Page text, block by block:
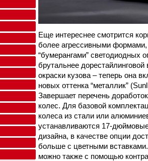
Еще интереснее смотрится
более агрессивными
“бумерангами” светодиодных
брутальнее
окраски кузова – теперь она
новых оттенка “металлик”
Завершает перечень
колес. Для базовой
колеса из стали или
устанавливаются 17-
дизайна, в качестве опции
больше с цветными
можно также с помощью